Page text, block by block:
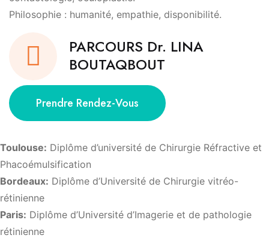
Philosophie : humanité, empathie, disponibilité.
PARCOURS Dr. LINA
BOUTAQBOUT
Prendre Rendez-Vous
Toulouse: Diplôme d’université de Chirurgie Réfractive et
Phacoémulsification
Bordeaux: Diplôme d’Université de Chirurgie vitréo-
rétinienne
Paris: Diplôme d’Université d’Imagerie et de pathologie
rétinienne